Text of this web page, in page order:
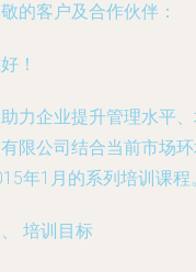
的客户及合作伙伴：
！
力企业提升管理水平
限公司结合当前市场
年1月的系列培训课程
培训目标